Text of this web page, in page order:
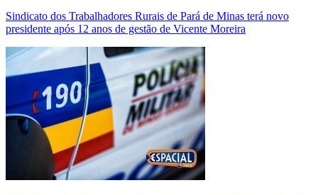
Sindicato dos Trabalhadores Rurais de Pará de Minas terá novo
presidente após 12 anos de gestão de Vicente Moreira